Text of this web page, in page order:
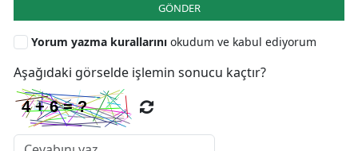
GÖNDER
Yorum yazma kurallarını okudum ve kabul ediyorum
Aşağıdaki görselde işlemin sonucu kaçtır?